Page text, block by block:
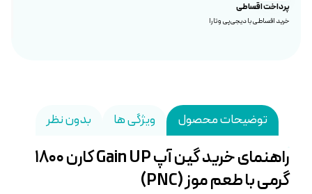
پرداخت اقساطی
خرید اقساطی با دیجی‌پی و تارا
توضیحات محصول ویژگی ها بدون نظر
راهنمای خرید گین آپ Gain UP کارن ۱۸۰۰
گرمی با طعم موز (PNC)